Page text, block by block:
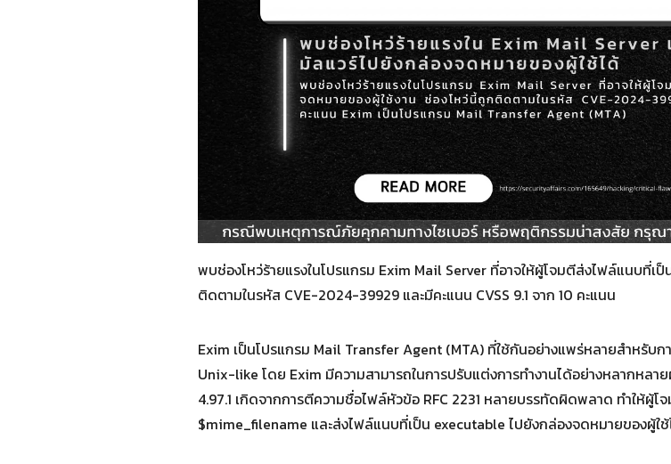
Search
for:
พบช่องโหว่ร้ายแรงในโปรแกรม Exim Mail Server ที่อาจให้ผู้โจมตีส่งไฟล์แนบที่เ
ติดตามในรหัส CVE-2024-39929 และมีคะแนน CVSS 9.1 จาก 10 คะแนน
Exim เป็นโปรแกรม Mail Transfer Agent (MTA) ที่ใช้กันอย่างแพร่หลายสำหรับ
Unix-like โดย Exim มีความสามารถในการปรับแต่งการทำงานได้อย่างหลากหล
4.97.1 เกิดจากการตีความชื่อไฟล์หัวข้อ RFC 2231 หลายบรรทัดผิดพลาด ทำให้ผู้
$mime_filename และส่งไฟล์แนบที่เป็น executable ไปยังกล่องจดหมายของผู้ใ